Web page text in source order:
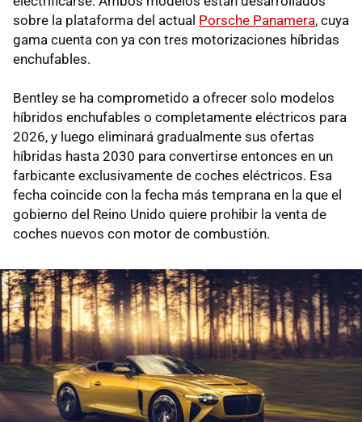
sobre la plataforma del actual Porsche Panamera, cuya
gama cuenta con ya con tres motorizaciones híbridas
enchufables.
Bentley se ha comprometido a ofrecer solo modelos
híbridos enchufables o completamente eléctricos para
2026, y luego eliminará gradualmente sus ofertas
híbridas hasta 2030 para convertirse entonces en un
farbicante exclusivamente de coches eléctricos. Esa
fecha coincide con la fecha más temprana en la que el
gobierno del Reino Unido quiere prohibir la venta de
coches nuevos con motor de combustión.